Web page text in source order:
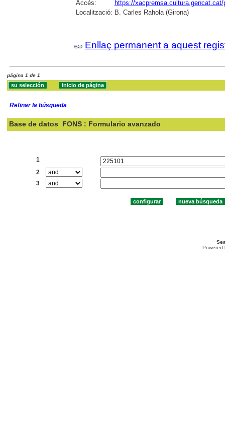
Accés:
https://
Localització: B. Carles Rahola (Girona)
Enllaç permanent a aquest
página 1 de 1
Refinar la búsqueda
Base de datos FONS : Formulario avanzado
1
2
3